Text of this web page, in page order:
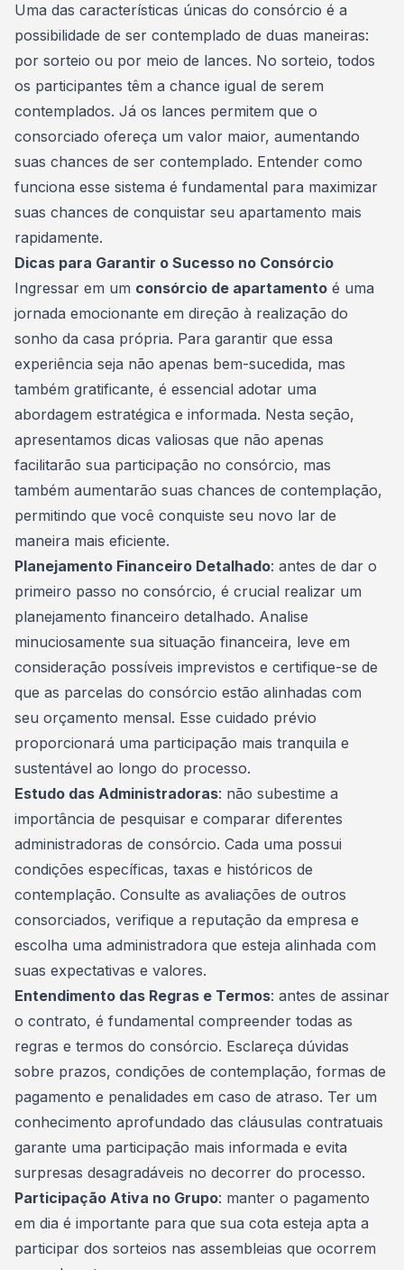
Uma das características únicas do consórcio é a
possibilidade de ser contemplado de duas maneiras:
por sorteio ou por meio de lances. No sorteio, todos
os participantes têm a chance igual de serem
contemplados. Já os lances permitem que o
consorciado ofereça um valor maior, aumentando
suas chances de ser contemplado. Entender como
funciona esse sistema é fundamental para maximizar
suas chances de conquistar seu apartamento mais
rapidamente.
Dicas para Garantir o Sucesso no Consórcio
Ingressar em um consórcio de apartamento é uma
jornada emocionante em direção à realização do
sonho da casa própria. Para garantir que essa
experiência seja não apenas bem-sucedida, mas
também gratificante, é essencial adotar uma
abordagem estratégica e informada. Nesta seção,
apresentamos dicas valiosas que não apenas
facilitarão sua participação no consórcio, mas
também aumentarão suas chances de contemplação,
permitindo que você conquiste seu novo lar de
maneira mais eficiente.
Planejamento Financeiro Detalhado: antes de dar o
primeiro passo no consórcio, é crucial realizar um
planejamento financeiro detalhado. Analise
minuciosamente sua situação financeira, leve em
consideração possíveis imprevistos e certifique-se de
que as parcelas do consórcio estão alinhadas com
seu orçamento mensal. Esse cuidado prévio
proporcionará uma participação mais tranquila e
sustentável ao longo do processo.
Estudo das Administradoras: não subestime a
importância de pesquisar e comparar diferentes
administradoras de consórcio. Cada uma possui
condições específicas, taxas e históricos de
contemplação. Consulte as avaliações de outros
consorciados, verifique a reputação da empresa e
escolha uma administradora que esteja alinhada com
suas expectativas e valores.
Entendimento das Regras e Termos: antes de assinar
o contrato, é fundamental compreender todas as
regras e termos do consórcio. Esclareça dúvidas
sobre prazos, condições de contemplação, formas de
pagamento e penalidades em caso de atraso. Ter um
conhecimento aprofundado das cláusulas contratuais
garante uma participação mais informada e evita
surpresas desagradáveis no decorrer do processo.
Participação Ativa no Grupo: manter o pagamento
em dia é importante para que sua cota esteja apta a
participar dos sorteios nas assembleias que ocorrem